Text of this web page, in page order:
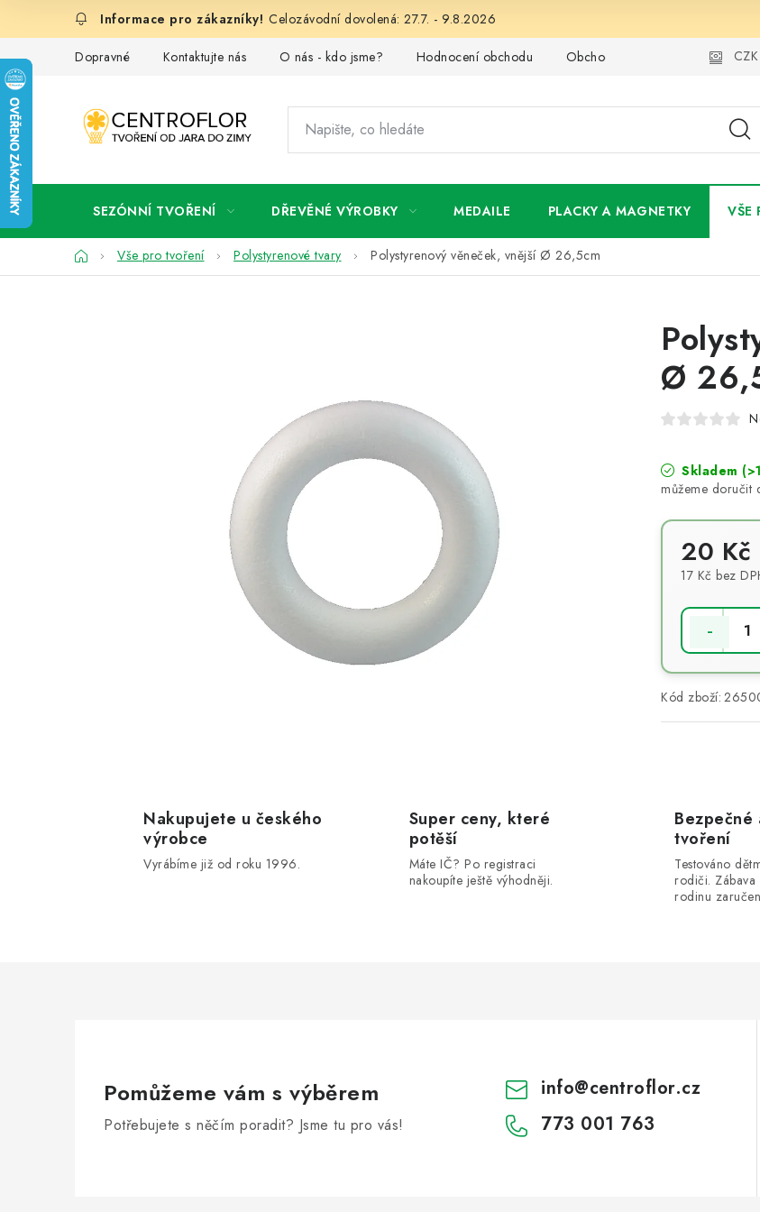
Celozávodní dovolená: 27.7. - 9.8.2026
Dopravné Kontaktujte nás O nás - kdo jsme? Hodnocení obchodu Obchodní podmínky CZK
SEZÓNNÍ TVOŘENÍ DŘEVĚNÉ VÝROBKY MEDAILE PLACKY A MAGNETKY VŠE
DomůVše pro tvoření Polystyrenové tvary Polystyrenový věneček, vnější Ø 26,5cm
Ø
Skladem
20 Kč
17 Kč bez
Kód zboží:
Nakupujete u českého
výrobce
Vyrábíme již od roku 1996.
Super ceny, které
potěší
Máte IČ? Po registraci
nakoupíte ještě výhodněji.
Bezpečné
tvoření
Testováno
rodiči.
rodinu
Pomůžeme vám s výběrem
Potřebujete s něčím poradit? Jsme tu pro vás!
info@centroflor.cz
773 001 763